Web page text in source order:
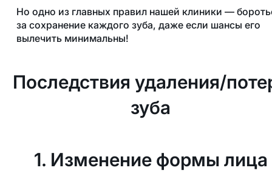
Но одно из главных правил нашей клиники —
за сохранение каждого зуба, даже если шансы его
вылечить минимальны!
Последствия удаления/
зуба
1. Изменение формы лица